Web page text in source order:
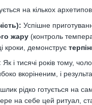
на кількох
Успішне
жару (контроль
кроки, демонструє
Як і тисячі років тому,
вкоріненим, і
рідко готується на
на себе цей ритуал,